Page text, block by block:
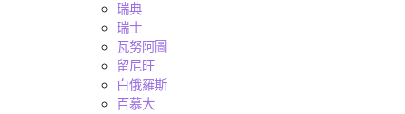
瑞典
瑞士
瓦努阿圖
留尼旺
白俄羅斯
百慕大